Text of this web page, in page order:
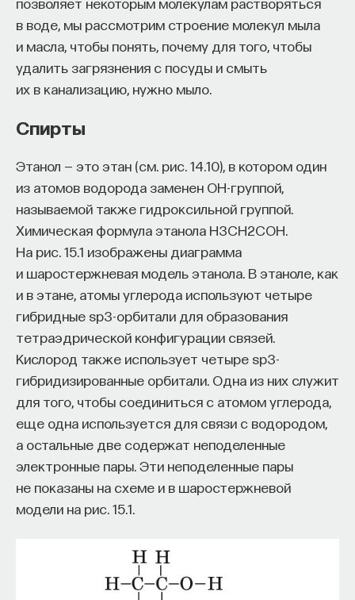
в воде, мы рассмотрим строение молекул мыла
и масла, чтобы понять, почему для того, чтобы
удалить загрязнения с посуды и смыть
их в канализацию, нужно мыло.
Спирты
Этанол — это этан (см. рис. 14.10), в котором один
из атомов водорода заменен OH-группой,
называемой также гидроксильной группой.
Химическая формула этанола H3CH2COH.
На рис. 15.1 изображены диаграмма
и шаростержневая модель этанола. В этаноле, как
и в этане, атомы углерода используют четыре
гибридные sp3-орбитали для образования
тетраэдрической конфигурации связей.
Кислород также использует четыре sp3-
гибридизированные орбитали. Одна из них служит
для того, чтобы соединиться с атомом углерода,
еще одна используется для связи с водородом,
а остальные две содержат неподеленные
электронные пары. Эти неподеленные пары
не показаны на схеме и в шаростержневой
модели на рис. 15.1.